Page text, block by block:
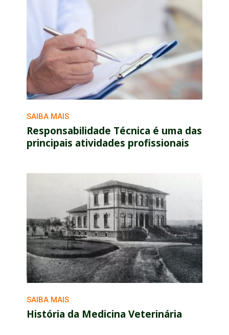
SAIBA MAIS
Responsabilidade Técnica é uma das
principais atividades profissionais
SAIBA MAIS
História da Medicina Veterinária